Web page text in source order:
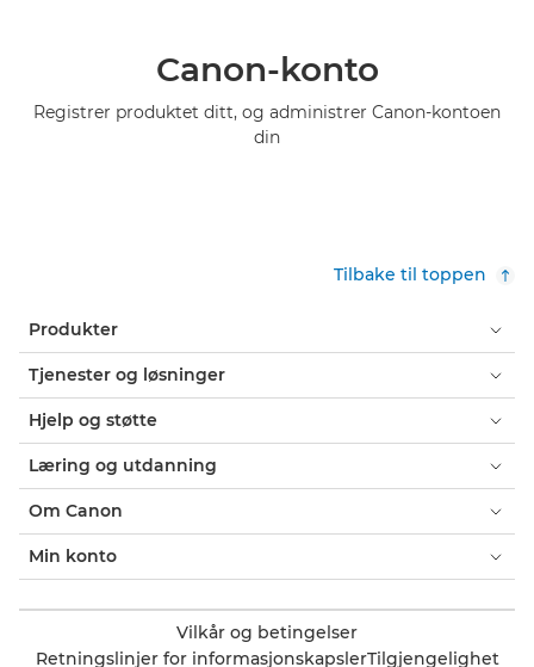
Canon-konto
Registrer produktet ditt, og administrer Canon-kontoen
din
Tilbake til toppen
Produkter
Tjenester og løsninger
Hjelp og støtte
Læring og utdanning
Om Canon
Min konto
Vilkår og betingelser
Retningslinjer for informasjonskapslerTilgjengelighet